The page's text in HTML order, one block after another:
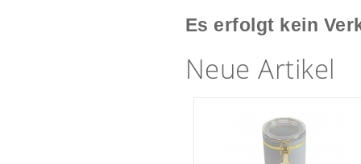
Es erfolgt kein
Neue Artikel